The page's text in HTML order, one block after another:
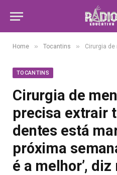
Home » Tocantins » Cirurgia de menino que precisa
TOCANTINS
Cirurgia de
precisa extrair
dentes está
próxima
é a melhor’, diz